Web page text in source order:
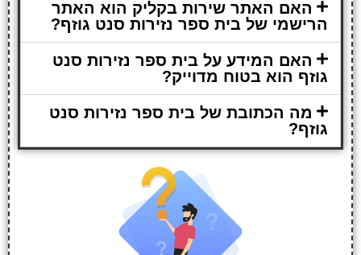
האם האתר שירות בקליק הוא האתר
הרישמי של בית ספר נזירות סנט גוזף?
האם המידע על בית ספר נזירות סנט
גוזף הוא בטוח מדוייק?
מה הכתובת של בית ספר נזירות סנט
גוזף?